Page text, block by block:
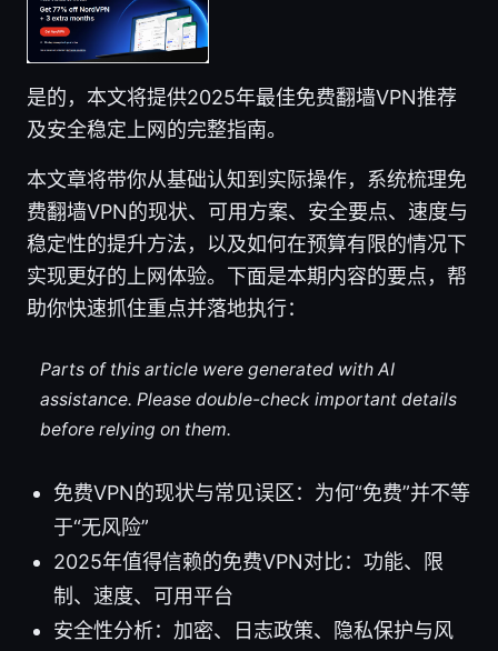
是的，本文将提供2025年最佳免费翻墙VPN推荐
及安全稳定上网的完整指南。
本文章将带你从基础认知到实际操作，系统梳理免
费翻墙VPN的现状、可用方案、安全要点、速度与
稳定性的提升方法，以及如何在预算有限的情况下
实现更好的上网体验。下面是本期内容的要点，帮
助你快速抓住重点并落地执行：
Parts of this article were generated with AI
assistance. Please double-check important details
before relying on them.
免费VPN的现状与常见误区：为何“免费”并不等
于“无风险”
2025年值得信赖的免费VPN对比：功能、限
制、速度、可用平台
安全性分析：加密、日志政策、隐私保护与风